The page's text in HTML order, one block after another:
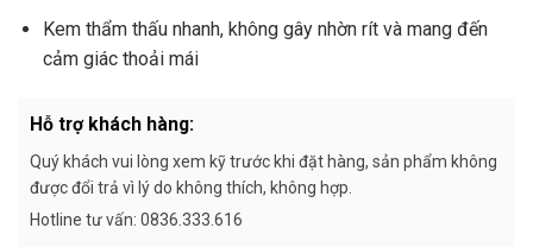
Kem thẩm thấu nhanh, không gây nhờn rít và mang đến
cảm giác thoải mái
Hỗ trợ khách hàng:
Quý khách vui lòng xem kỹ trước khi đặt hàng, sản phẩm không
được đổi trả vì lý do không thích, không hợp.
Hotline tư vấn: 0836.333.616